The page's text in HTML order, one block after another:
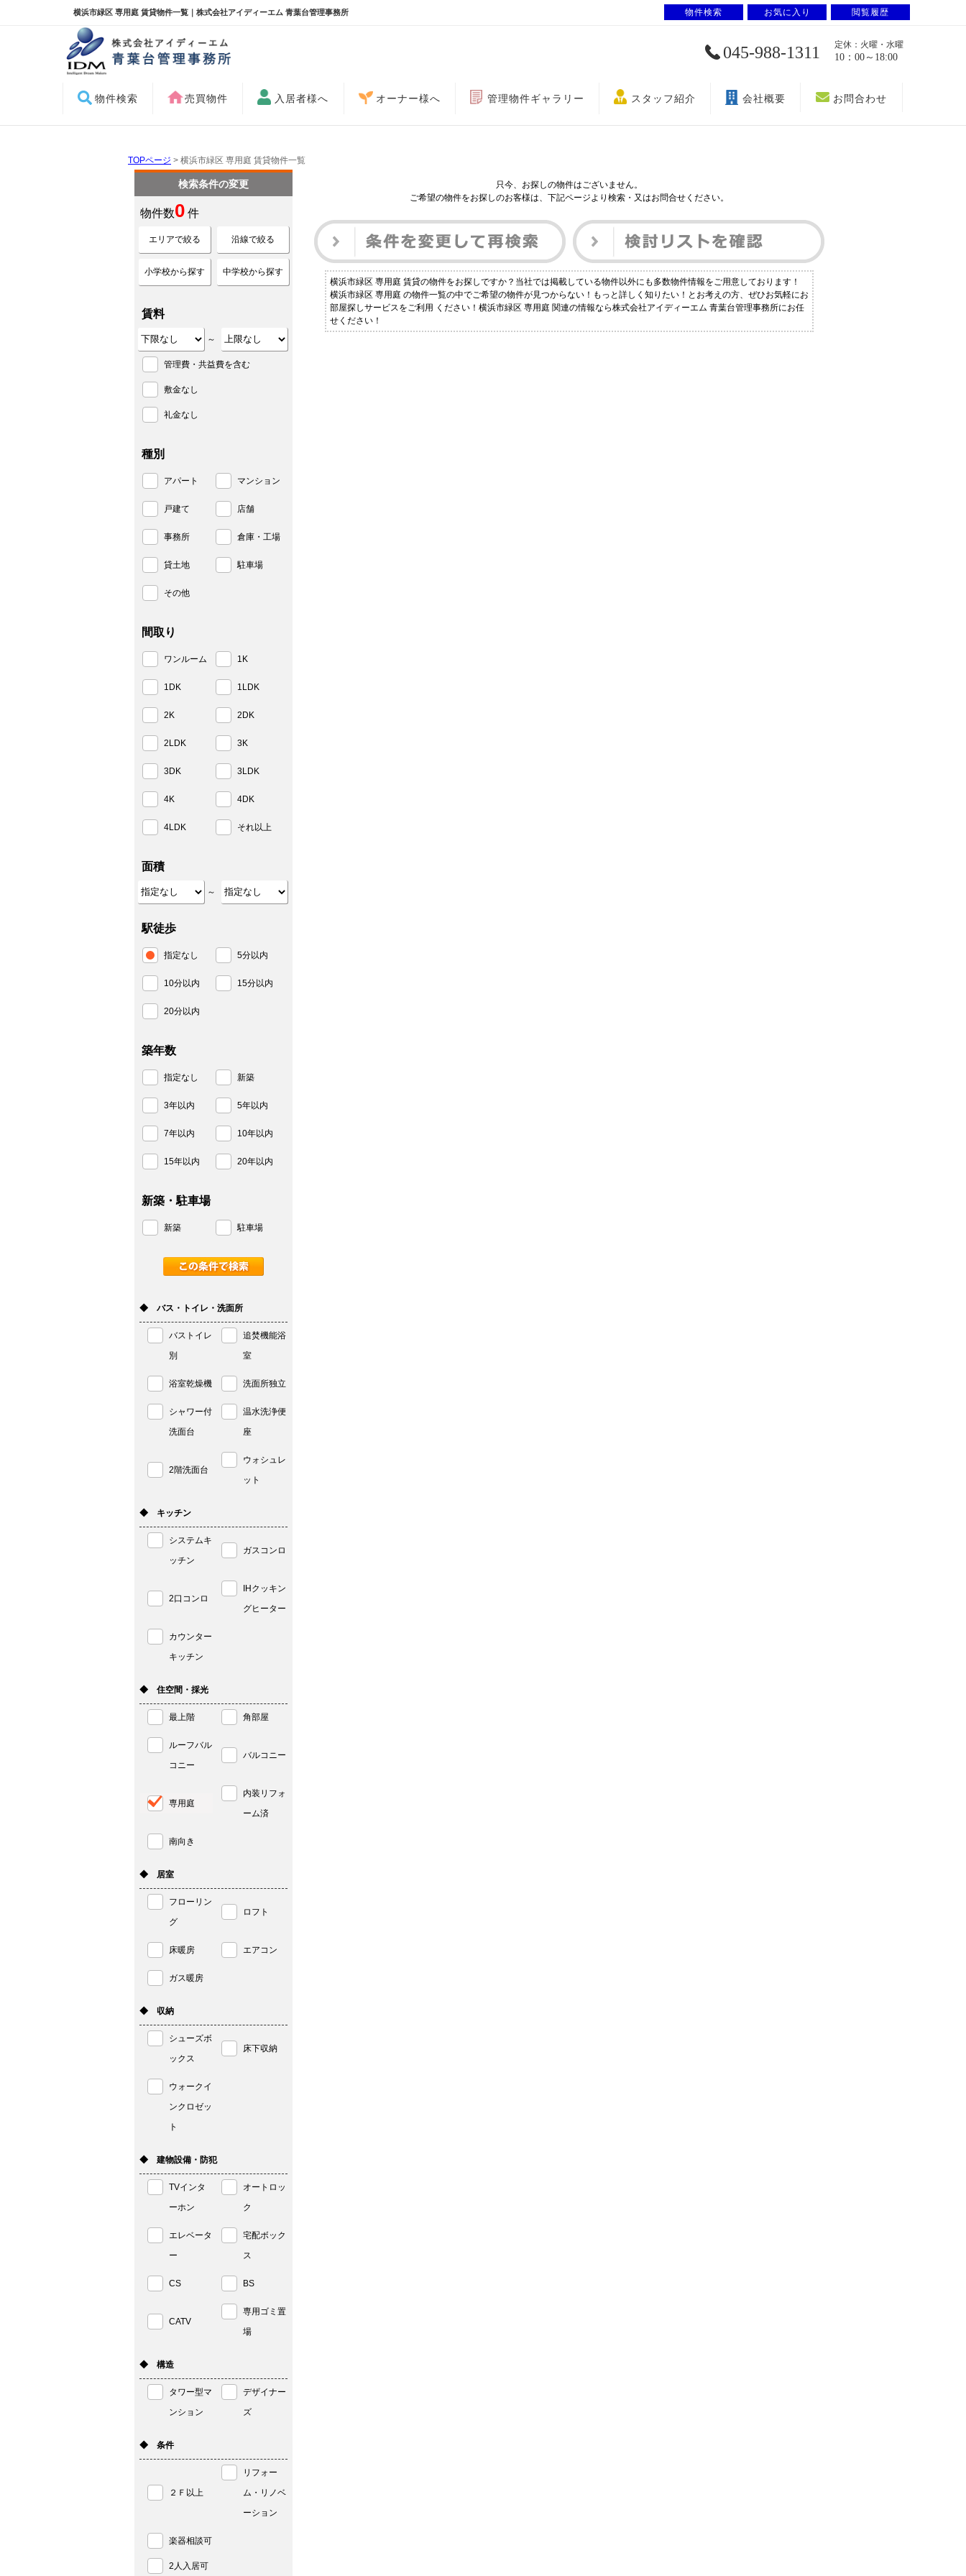
横浜市緑区 専用庭 賃貸物件一覧｜株式会社アイディーエム 青葉台管理事務所
045-988-1311 定休：火曜・水曜
10：00～18:00
物件検索 売買物件 入居者様へ オーナー様へ 管理物件ギャラリー スタッフ紹介 会社概要 お問合わせ
TOPページ > 横浜市緑区 専用庭 賃貸物件一覧
只今、お探しの物件はございません。
ご希望の物件をお探しのお客様は、下記ページより検索・又はお問合せください。
横浜市緑区 専用庭 賃貸の物件をお探しですか？当社では掲載している物件以外にも多数物件情報をご用意しております！
横浜市緑区 専用庭 の物件一覧の中でご希望の物件が見つからない！もっと詳しく知りたい！とお考えの方、ぜひお気軽にお
部屋探しサービスをご利用 ください！横浜市緑区 専用庭 関連の情報なら株式会社アイディーエム 青葉台管理事務所にお任
せください！
検索条件の変更
物件数0 件
エリアで絞る 沿線で絞る
小学校から探す 中学校から探す
賃料
～
管理費・共益費を含む
敷金なし
礼金なし
種別
アパート マンション
戸建て 店舗
事務所 倉庫・工場
貸土地 駐車場
その他
間取り
ワンルーム 1K
1DK 1LDK
2K 2DK
2LDK 3K
3DK 3LDK
4K 4DK
4LDK それ以上
面積
～
駅徒歩
指定なし 5分以内
10分以内 15分以内
20分以内
築年数
指定なし 新築
3年以内 5年以内
7年以内 10年以内
15年以内 20年以内
新築・駐車場
新築 駐車場
◆ バス・トイレ・洗面所
バストイレ
別
追焚機能浴
室
浴室乾燥機 洗面所独立
シャワー付
洗面台
温水洗浄便
座
2階洗面台
ウォシュレ
ット
◆ キッチン
システムキ
ッチン
ガスコンロ
2口コンロ
IHクッキン
グヒーター
カウンター
キッチン
◆ 住空間・採光
最上階 角部屋
ルーフバル
コニー
バルコニー
専用庭
内装リフォ
ーム済
南向き
◆ 居室
フローリン
グ
ロフト
床暖房 エアコン
ガス暖房
◆ 収納
シューズボ
ックス
床下収納
ウォークイ
ンクロゼッ
ト
◆ 建物設備・防犯
TVインタ
ーホン
オートロッ
ク
エレベータ
ー
宅配ボック
ス
CS BS
CATV
専用ゴミ置
場
◆ 構造
タワー型マ
ンション
デザイナー
ズ
◆ 条件
２Ｆ以上
リフォー
ム・リノベ
ーション
楽器相談可
2人入居可
物件検索 お気に入り 閲覧履歴